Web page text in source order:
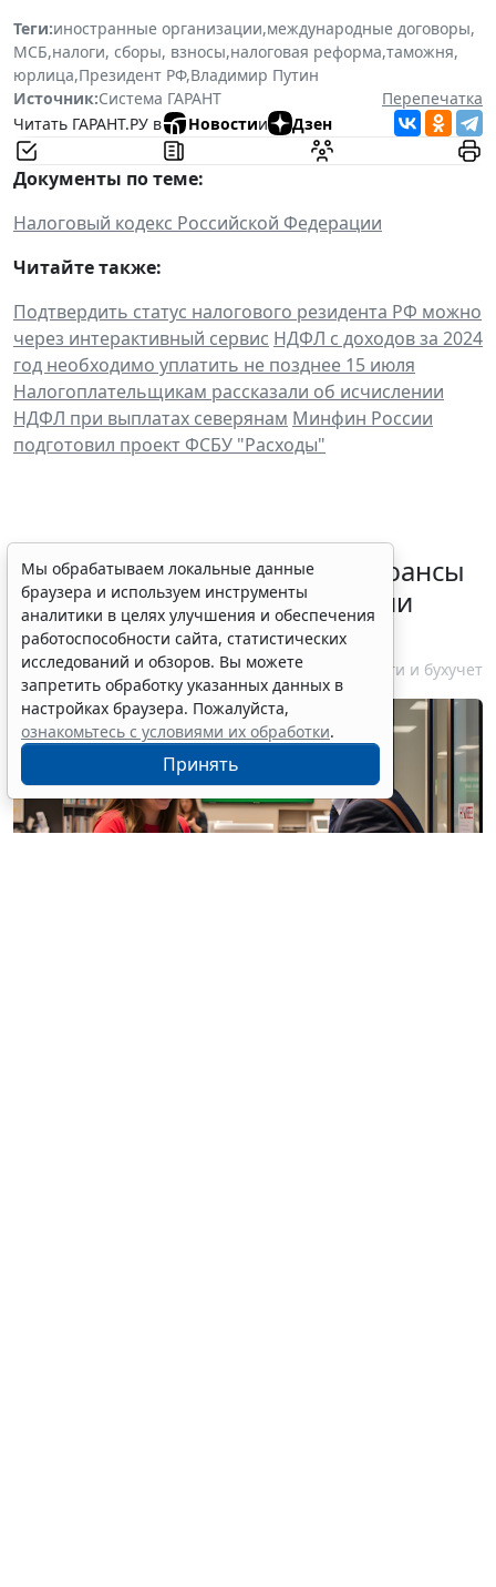
Теги:иностранные организации,международные договоры,
МСБ,налоги, сборы, взносы,налоговая реформа,таможня,
юрлица,Президент РФ,Владимир Путин
Источник:Система ГАРАНТ
Перепечатка
Читать ГАРАНТ.РУ в
Новостии Дзен
Документы по теме:
Налоговый кодекс Российской Федерации
Читайте также:
Подтвердить статус налогового резидента РФ можно
через интерактивный сервис НДФЛ с доходов за 2024
год необходимо уплатить не позднее 15 июля
Налогоплательщикам рассказали об исчислении
НДФЛ при выплатах северянам Минфин России
подготовил проект ФСБУ "Расходы"
Резидентам РФ указали на нюансы
информирования об открытии
счетов за границей
6 августа 2026 18:27 Налоги и бухучет
Мы обрабатываем локальные данные
браузера и используем инструменты
аналитики в целях улучшения и обеспечения
работоспособности сайта, статистических
исследований и обзоров. Вы можете
запретить обработку указанных данных в
настройках браузера. Пожалуйста,
ознакомьтесь с условиями их обработки.
Принять